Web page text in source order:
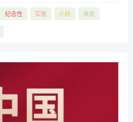
纪念性 实施 小妖 淋皮